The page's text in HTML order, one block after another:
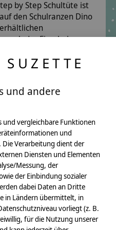
by Step Schultüte ist
den Schulranzen Dino
nach der Einschulung zu
gestaltet.
2026
mit Dinosaurier,
nur bei uns exklusiv
SUZETTE
und andere
und vergleichbare Funktionen
und
Verarbeitung dient der
Diensten und Elementen
Messung, der
der Einbindung sozialer
dabei Daten an Dritte
in Ländern übermittelt, in
vorliegt (z. B.
für die Nutzung unserer